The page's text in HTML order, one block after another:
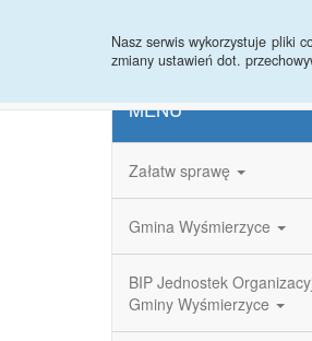
Nasz serwis wykorzystuje pliki
zmiany ustawień dot.
MENU
Załatw sprawę
Gmina Wyśmierzyce
BIP Jednostek
Gminy Wyśmierzyce